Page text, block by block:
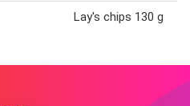
Lay's chips 130 g